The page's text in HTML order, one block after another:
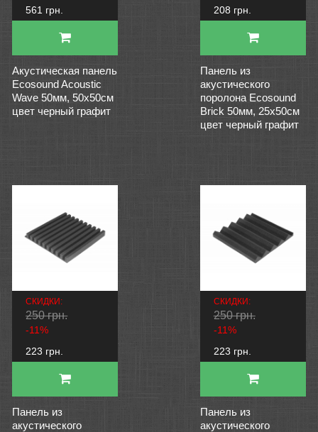
561 грн.
Акустическая панель
Ecosound Acoustic
Wave 50мм, 50х50см
цвет черный графит
208 грн.
Панель из
акустического
поролона Ecosound
Brick 50мм, 25х50см
цвет черный графит
СКИДКИ:
250 грн.
-11%
223 грн.
Панель из
акустического
СКИДКИ:
250 грн.
-11%
223 грн.
Панель из
акустического